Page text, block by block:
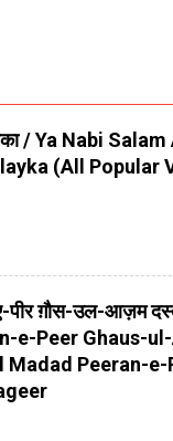
/ Ya Nabi
(All Popular
पीर ग़ौस-उल-आज़म
e-Peer Ghaus-
Madad Peeran-e-